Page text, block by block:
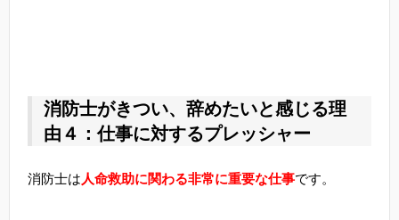
消防士がきつい、辞めたいと感じる理
由４：仕事に対するプレッシャー
消防士は 人命救助に関わる非常に重要な仕事です。